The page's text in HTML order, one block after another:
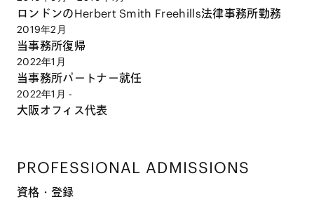
ロンドンのHerbert Smith Freehills法律事務所勤務
2019年2月
当事務所復帰
2022年1月
当事務所パートナー就任
2022年1月 -
大阪オフィス代表
PROFESSIONAL ADMISSIONS
資格・登録